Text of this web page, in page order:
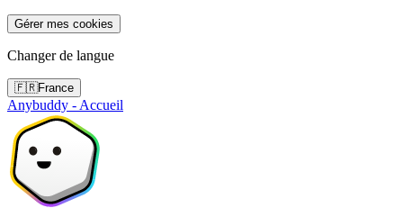
Gérer mes cookies
Changer de langue
🇫🇷France
Anybuddy - Accueil